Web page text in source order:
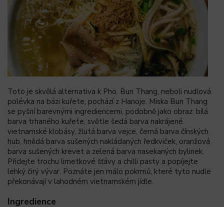
Toto je skvělá alternativa k Pho. Bun Thang, neboli nudlová
polévka na bázi kuřete, pochází z Hanoje. Miska Bun Thang
se pyšní barevnými ingrediencemi, podobně jako obraz: bílá
barva trhaného kuřete, světle šedá barva nakrájené
vietnamské klobásy, žlutá barva vejce, černá barva čínských
hub, hnědá barva sušených nakládaných ředkviček, oranžová
barva sušených krevet a zelená barva nasekaných bylinek.
Přidejte trochu limetkové šťávy a chilli pasty a popíjejte
lehký čirý vývar. Poznáte jen málo pokrmů, které tyto nudle
překonávají v lahodném vietnamském jídle.
Ingredience